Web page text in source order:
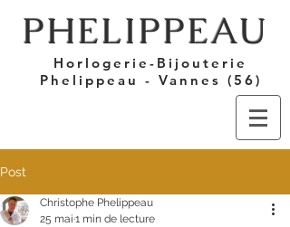
PHELIPPEAU
Horlogerie-Bijouterie
Phelippeau - Vannes (56)
Post
Christophe Phelippeau
25 mai 1 min de lecture